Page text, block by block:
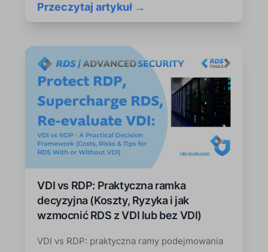
Przeczytaj artykuł →
VDI vs RDP: Praktyczna ramka
decyzyjna (Koszty, Ryzyka i jak
wzmocnić RDS z VDI lub bez VDI)
VDI vs RDP: praktyczna ramy podejmowania